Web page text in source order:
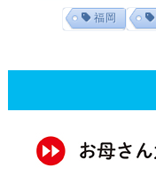
福岡